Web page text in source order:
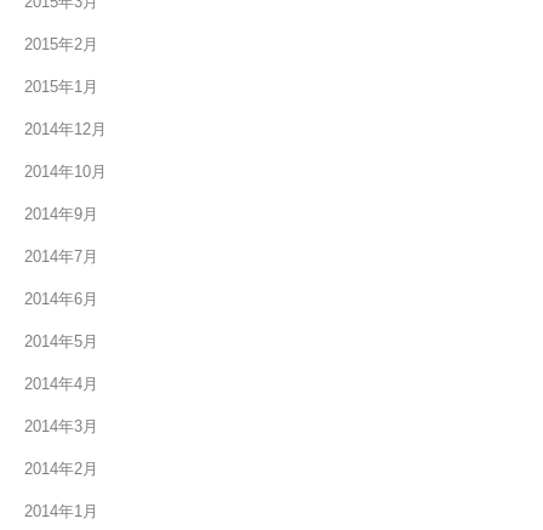
2015年2月
2015年1月
2014年12月
2014年10月
2014年9月
2014年7月
2014年6月
2014年5月
2014年4月
2014年3月
2014年2月
2014年1月